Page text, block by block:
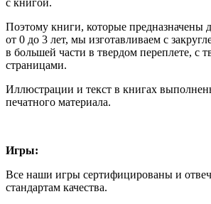
Поэтому книги, которые предназначены
от 0 до 3 лет, мы изготавливаем с
в большей части в твердом переплете, с
страницами.
Иллюстрации и текст в книгах
печатного материала.
Игры:
Все наши игры сертифицированы и
стандартам качества.